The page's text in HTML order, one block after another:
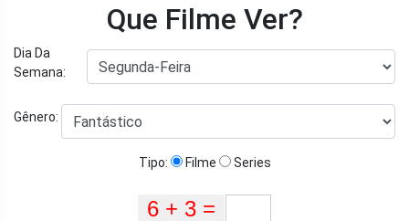
Que Filme Ver?
Dia Da
Semana:
Gênero:
Tipo: Filme Series